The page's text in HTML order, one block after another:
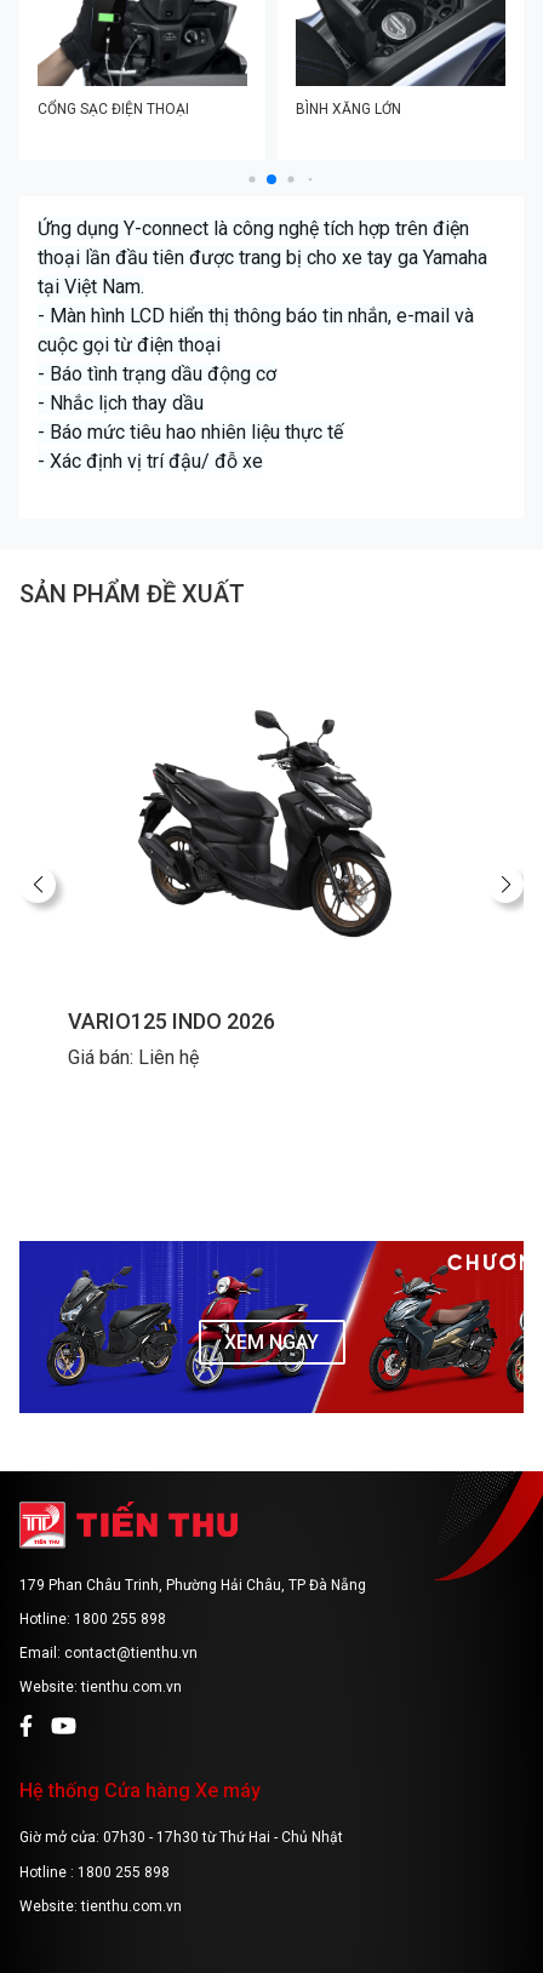
CỔNG SẠC ĐIỆN THOẠI BÌNH XĂNG LỚN
Ứng dụng Y-connect là công nghệ tích hợp trên điện
thoại lần đầu tiên được trang bị cho xe tay ga Yamaha
tại Việt Nam.
- Màn hình LCD hiển thị thông báo tin nhắn, e-mail và
cuộc gọi từ điện thoại
- Báo tình trạng dầu động cơ
- Nhắc lịch thay dầu
- Báo mức tiêu hao nhiên liệu thực tế
- Xác định vị trí đậu/ đỗ xe
SẢN PHẨM ĐỀ XUẤT
VARIO125 INDO 2026
Giá bán: Liên hệ
XEM NGAY
179 Phan Châu Trinh, Phường Hải Châu, TP Đà Nẵng
Hotline: 1800 255 898
Email: contact@tienthu.vn
Website: tienthu.com.vn
Hệ thống Cửa hàng Xe máy
Giờ mở cửa: 07h30 - 17h30 từ Thứ Hai - Chủ Nhật
Hotline : 1800 255 898
Website: tienthu.com.vn